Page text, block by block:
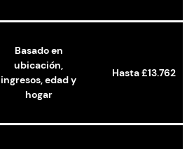
Basado en
ubicación,
ingresos, edad y
hogar
Hasta £13.762